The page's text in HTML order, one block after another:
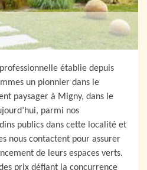
établie depuis
un pionnier dans le
paysager à Migny, dans le
parmi nos
publics dans cette localité et
nous contactent pour assurer
de leurs espaces verts.
prix défiant la concurrence